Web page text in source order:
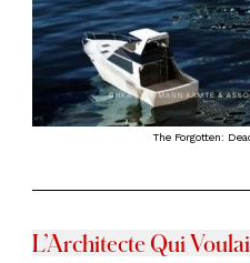
The Forgotten:
L’Architecte Qui